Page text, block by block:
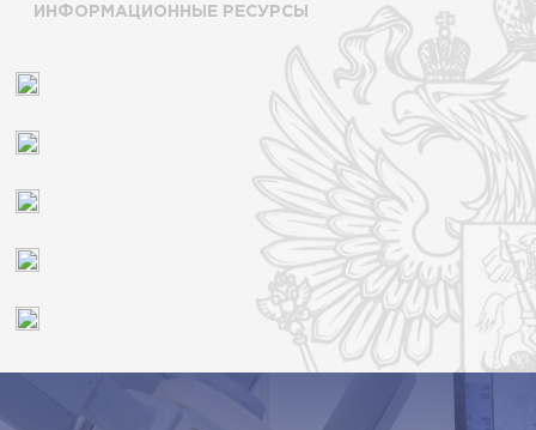
ИНФОРМАЦИОННЫЕ РЕСУРСЫ